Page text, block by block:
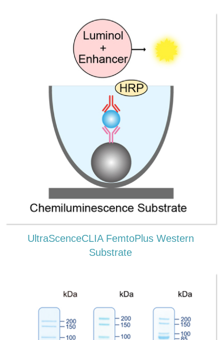
UltraScenceCLIA FemtoPlus Western
Substrate